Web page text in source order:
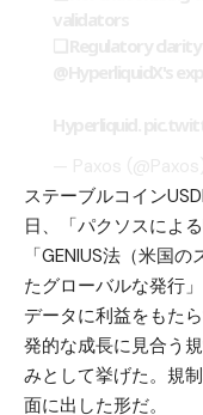
ステーブルコイン
日、「パクソスによ
「GENIUS法（米国
たグローバルな発行
データに利益をもた
発的な成長に見合う
みとして挙げた。規
面に出した形だ。